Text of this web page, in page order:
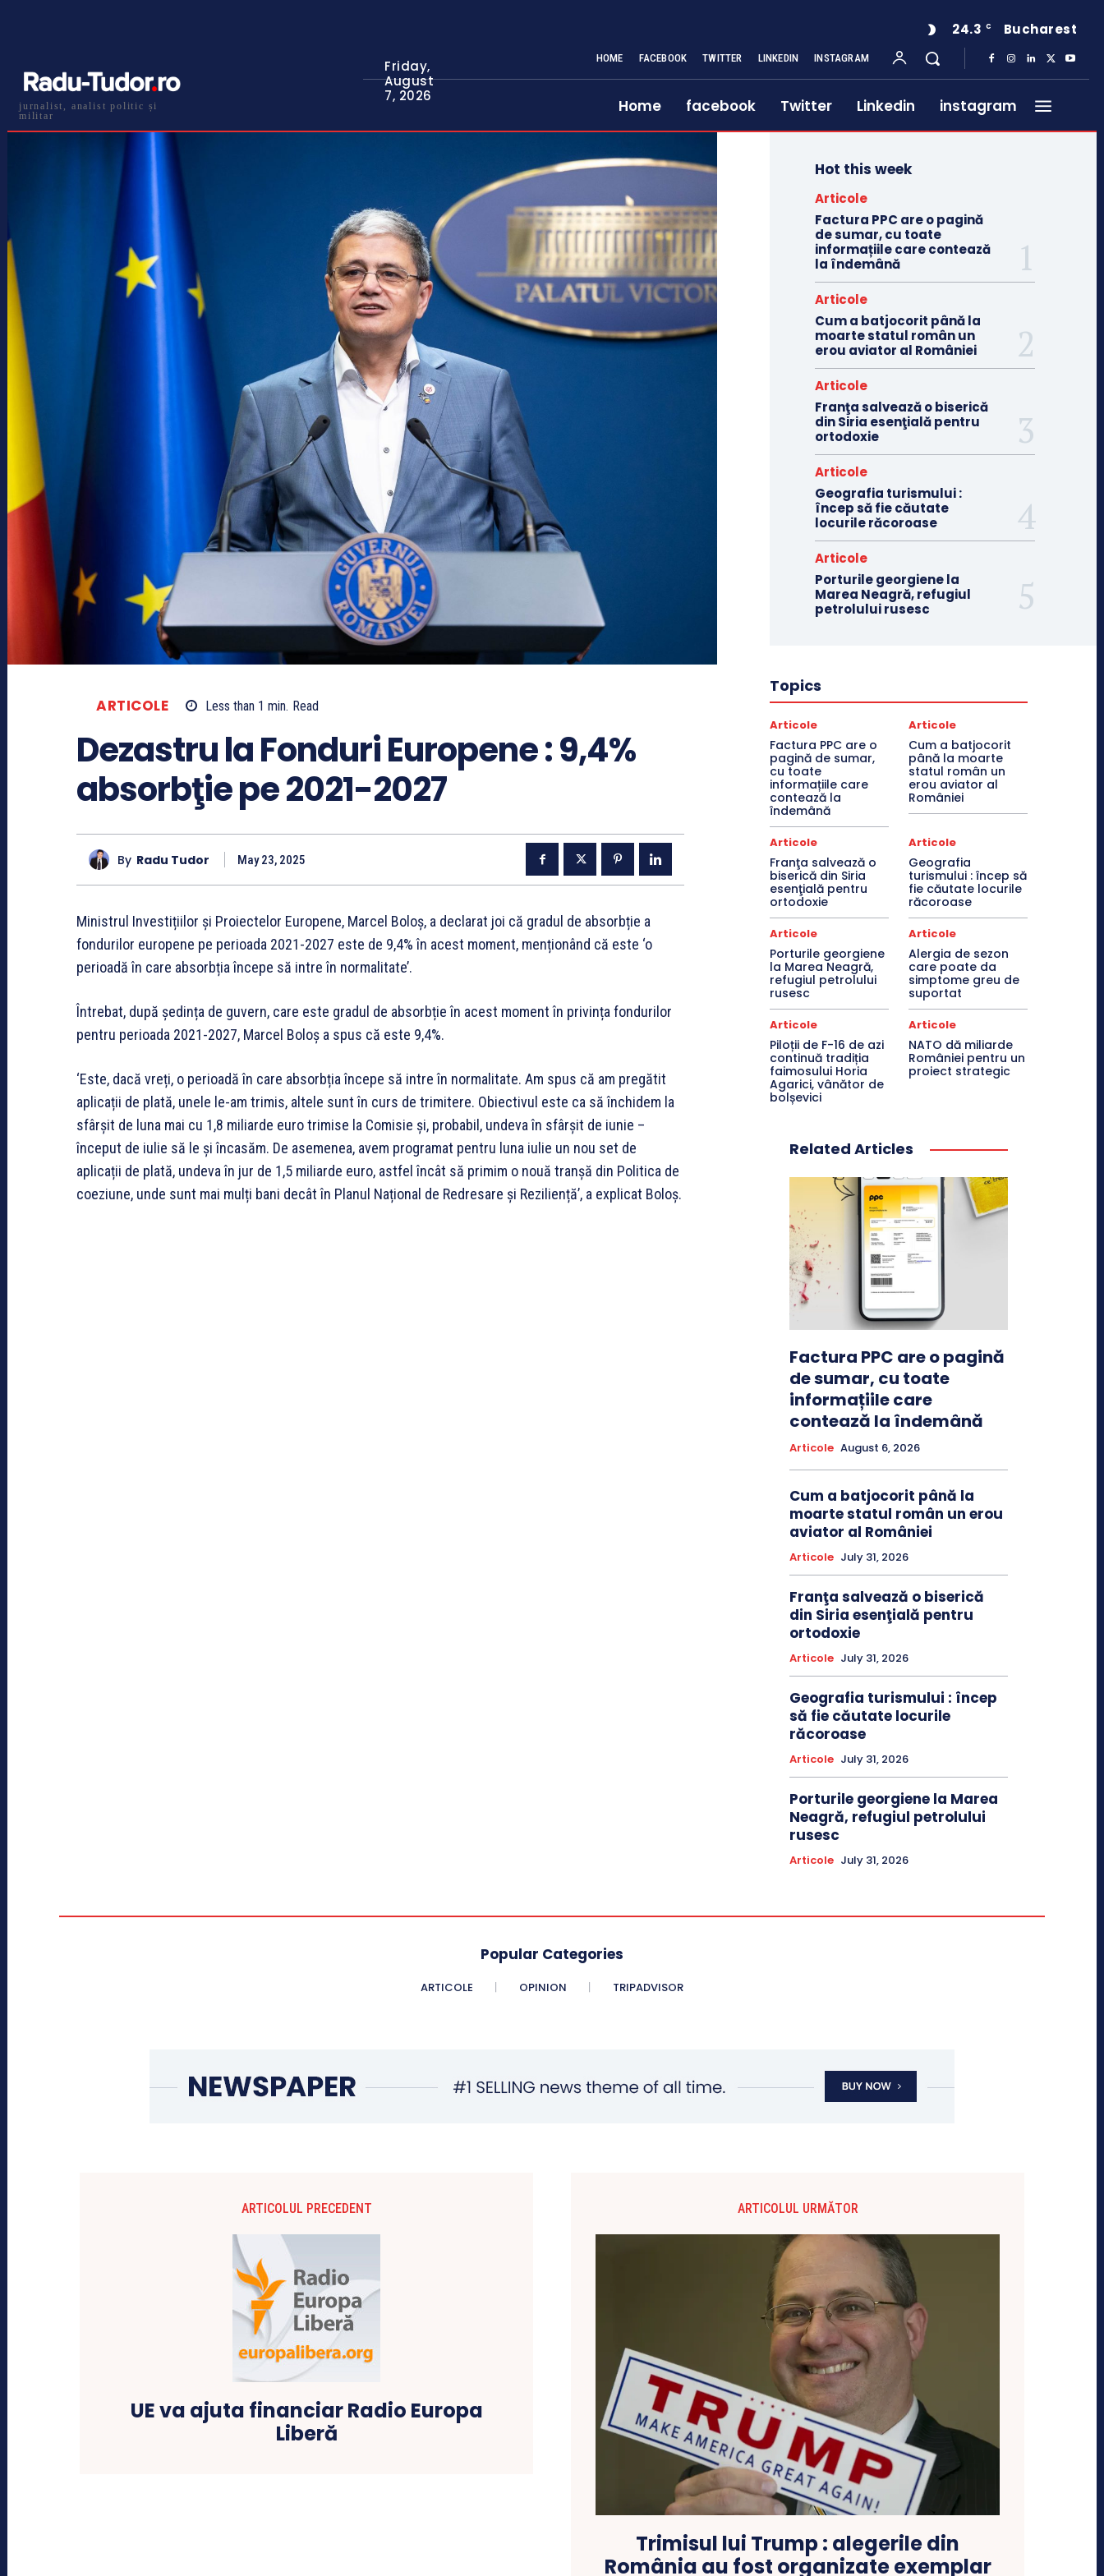
jurnalist, analist politic și
militar
Friday,
August
7, 2026
24.3 C Bucharest
HOME FACEBOOK TWITTER LINKEDIN INSTAGRAM
Home facebook Twitter Linkedin instagram
ARTICOLE Less than 1 min. Read
Dezastru la Fonduri Europene : 9,4%
absorbţie pe 2021-2027
By Radu Tudor May 23, 2025
Ministrul Investițiilor și Proiectelor Europene, Marcel Boloș, a declarat joi că gradul de absorbție a
fondurilor europene pe perioada 2021-2027 este de 9,4% în acest moment, menționând că este ‘o
perioadă în care absorbția începe să intre în normalitate’.
Întrebat, după ședința de guvern, care este gradul de absorbție în acest moment în privința fondurilor
pentru perioada 2021-2027, Marcel Boloș a spus că este 9,4%.
‘Este, dacă vreți, o perioadă în care absorbția începe să intre în normalitate. Am spus că am pregătit
aplicații de plată, unele le-am trimis, altele sunt în curs de trimitere. Obiectivul este ca să închidem la
sfârșit de luna mai cu 1,8 miliarde euro trimise la Comisie și, probabil, undeva în sfârșit de iunie –
început de iulie să le și încasăm. De asemenea, avem programat pentru luna iulie un nou set de
aplicații de plată, undeva în jur de 1,5 miliarde euro, astfel încât să primim o nouă tranșă din Politica de
coeziune, unde sunt mai mulți bani decât în Planul Național de Redresare și Reziliență’, a explicat Boloș.
Hot this week
Articole
Factura PPC are o pagină
de sumar, cu toate
informațiile care contează
la îndemână
Articole
Cum a batjocorit până la
moarte statul român un
erou aviator al României
Articole
Franţa salvează o biserică
din Siria esenţială pentru
ortodoxie
Articole
Geografia turismului :
încep să fie căutate
locurile răcoroase
Articole
Porturile georgiene la
Marea Neagră, refugiul
petrolului rusesc
Topics
Articole
Factura PPC are o
pagină de sumar,
cu toate
informațiile care
contează la
îndemână
Articole
Cum a batjocorit
până la moarte
statul român un
erou aviator al
României
Articole
Franţa salvează o
biserică din Siria
esenţială pentru
ortodoxie
Articole
Geografia
turismului : încep să
fie căutate locurile
răcoroase
Articole
Porturile georgiene
la Marea Neagră,
refugiul petrolului
rusesc
Articole
Alergia de sezon
care poate da
simptome greu de
suportat
Articole
Piloții de F-16 de azi
continuă tradiția
faimosului Horia
Agarici, vânător de
bolșevici
Articole
NATO dă miliarde
României pentru un
proiect strategic
Related Articles
Factura PPC are o pagină
de sumar, cu toate
informațiile care
contează la îndemână
Articole August 6, 2026
Cum a batjocorit până la
moarte statul român un erou
aviator al României
Articole July 31, 2026
Franţa salvează o biserică
din Siria esenţială pentru
ortodoxie
Articole July 31, 2026
Geografia turismului : încep
să fie căutate locurile
răcoroase
Articole July 31, 2026
Porturile georgiene la Marea
Neagră, refugiul petrolului
rusesc
Articole July 31, 2026
Popular Categories
ARTICOLE OPINION TRIPADVISOR
ARTICOLUL PRECEDENT
UE va ajuta financiar Radio Europa
Liberă
ARTICOLUL URMĂTOR
Trimisul lui Trump : alegerile din
România au fost organizate exemplar